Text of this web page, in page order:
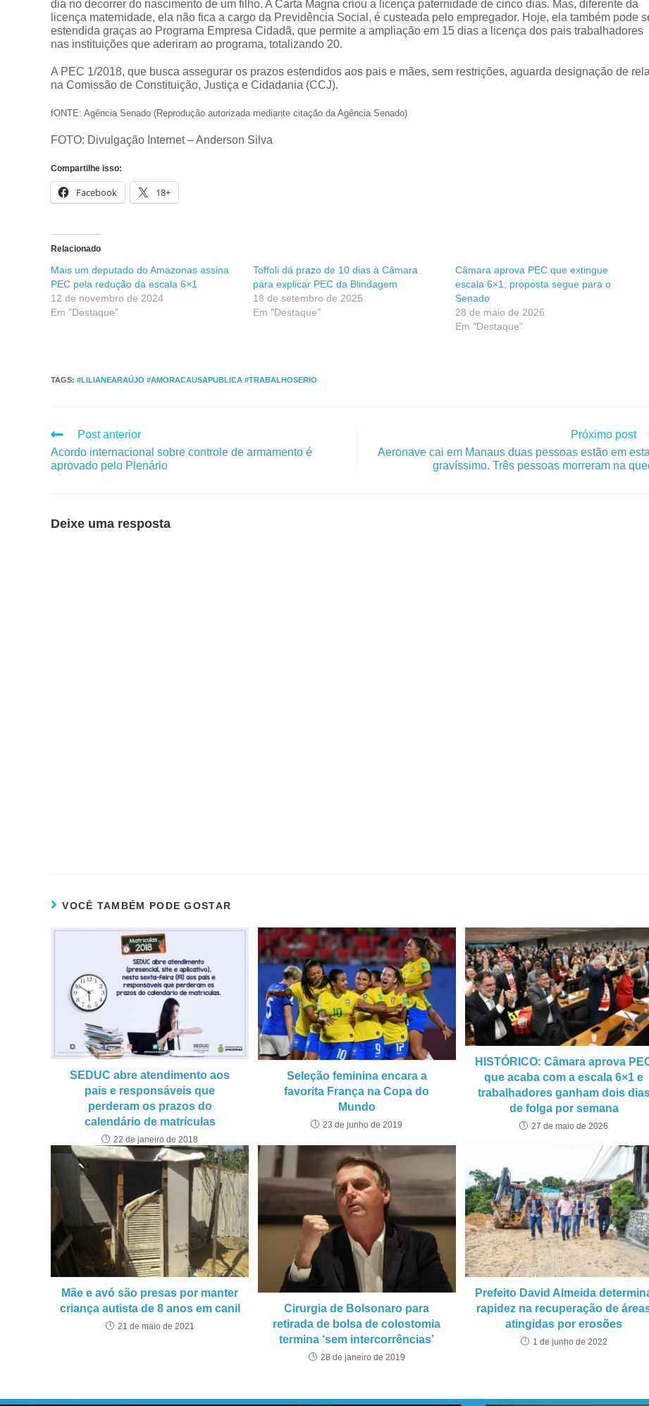
dia no decorrer do nascimento de um filho. A Carta Magna criou a licença paternidade de cinco dias. Mas, diferente da
licença maternidade, ela não fica a cargo da Previdência Social, é custeada pelo empregador. Hoje, ela também pode
estendida graças ao Programa Empresa Cidadã, que permite a ampliação em 15 dias a licença dos pais trabalhadores
nas instituições que aderiram ao programa, totalizando 20.
A PEC 1/2018, que busca assegurar os prazos estendidos aos pais e mães, sem restrições, aguarda designação de
na Comissão de Constituição, Justiça e Cidadania (CCJ).
fONTE: Agência Senado (Reprodução autorizada mediante citação da Agência Senado)
FOTO: Divulgação Internet – Anderson Silva
Compartilhe isso:
Facebook 18+
Relacionado
Mais um deputado do Amazonas assina
PEC pela redução da escala 6×1
12 de novembro de 2024
Em "Destaque"
Toffoli dá prazo de 10 dias à Câmara
para explicar PEC da Blindagem
18 de setembro de 2025
Em "Destaque"
Câmara aprova PEC que extingue
escala 6×1; proposta segue para o
Senado
28 de maio de 2026
Em "Destaque"
TAGS: #LILIANEARAÚJO #AMORACAUSAPUBLICA #TRABALHOSERIO
Post anterior
Acordo internacional sobre controle de armamento é
aprovado pelo Plenário
Próximo post
Aeronave cai em Manaus duas pessoas estão em
gravíssimo. Três pessoas morreram na
Deixe uma resposta
VOCÊ TAMBÉM PODE GOSTAR
SEDUC abre atendimento aos
pais e responsáveis que
perderam os prazos do
calendário de matrículas
22 de janeiro de 2018
Seleção feminina encara a
favorita França na Copa do
Mundo
23 de junho de 2019
HISTÓRICO: Câmara aprova
que acaba com a escala 6×1 e
trabalhadores ganham dois
de folga por semana
27 de maio de 2026
Mãe e avó são presas por manter
criança autista de 8 anos em canil
21 de maio de 2021
Cirurgia de Bolsonaro para
retirada de bolsa de colostomia
termina ‘sem intercorrências’
28 de janeiro de 2019
Prefeito David Almeida
rapidez na recuperação de
atingidas por erosões
1 de junho de 2022